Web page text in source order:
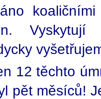
12 těchto
pět měsíců!